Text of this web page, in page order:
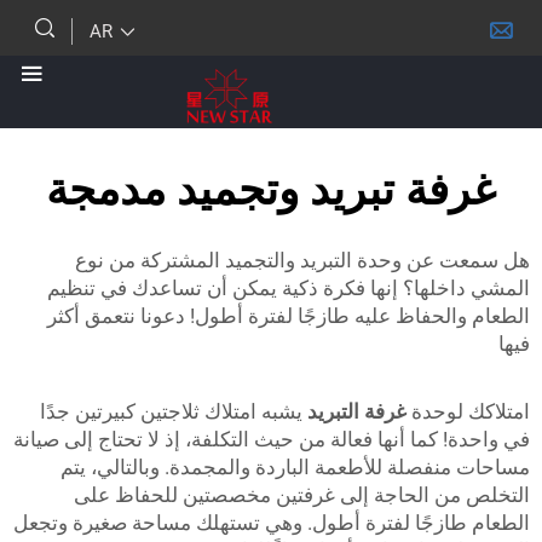
تبريد وتجميد مدمجة
وحدة التبريد والتجميد المشتركة من نوع
إنها فكرة ذكية يمكن أن تساعدك في تنظيم
عليه طازجًا لفترة أطول! دعونا نتعمق أكثر
غرفة التبريديشبه امتلاك ثلاجتين كبيرتين جدًا
أنها فعالة من حيث التكلفة، إذ لا تحتاج إلى صيانة
للأطعمة الباردة والمجمدة. وبالتالي، يتم
الحاجة إلى غرفتين مخصصتين للحفاظ على
لفترة أطول. وهي تستهلك مساحة صغيرة وتجعل